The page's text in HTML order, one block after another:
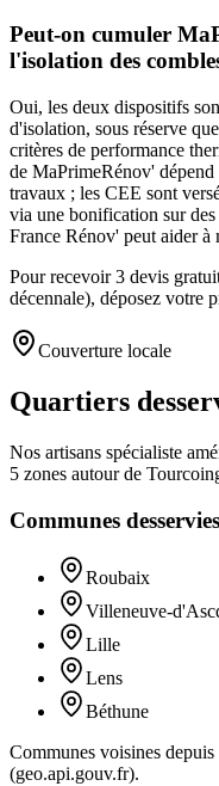
Peut-on cumuler
l'isolation des
Oui, les deux dispositifs
d'isolation, sous réserve
critères de performance
de MaPrimeRénov' dépend
travaux ; les CEE sont
via une bonification sur
France Rénov' peut aider à
Pour recevoir 3 devis
décennale), déposez votre
Couverture locale
Quartiers
Nos artisans spécialiste
5 zones autour de
Communes
Roubaix
Villeneuve-
Lille
Lens
Béthune
Communes voisines
(geo.api.gouv.fr).